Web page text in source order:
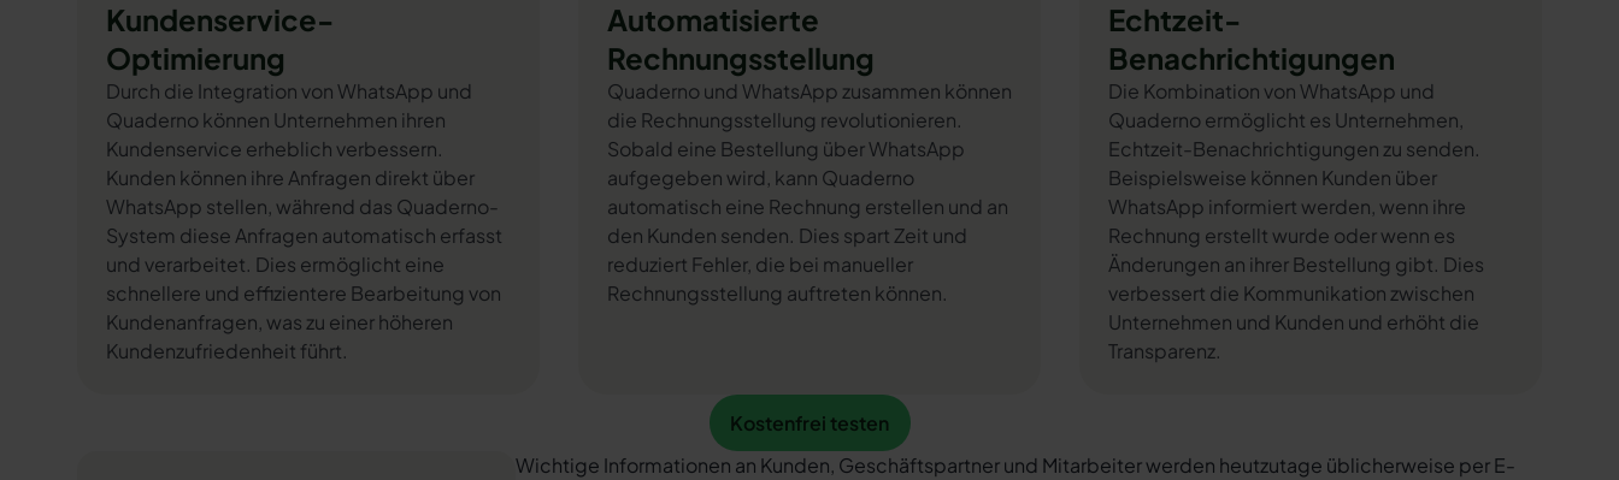
Kundenservice-
Optimierung
Durch die Integration von WhatsApp und
Quaderno können Unternehmen ihren
Kundenservice erheblich verbessern.
Kunden können ihre Anfragen direkt über
WhatsApp stellen, während das Quaderno-
System diese Anfragen automatisch erfasst
und verarbeitet. Dies ermöglicht eine
schnellere und effizientere Bearbeitung von
Kundenanfragen, was zu einer höheren
Kundenzufriedenheit führt.
Automatisierte
Rechnungsstellung
Quaderno und WhatsApp zusammen können
die Rechnungsstellung revolutionieren.
Sobald eine Bestellung über WhatsApp
aufgegeben wird, kann Quaderno
automatisch eine Rechnung erstellen und an
den Kunden senden. Dies spart Zeit und
reduziert Fehler, die bei manueller
Rechnungsstellung auftreten können.
Echtzeit-
Benachrichtigungen
Die Kombination von WhatsApp und
Quaderno ermöglicht es Unternehmen,
Echtzeit-Benachrichtigungen zu senden.
Beispielsweise können Kunden über
WhatsApp informiert werden, wenn ihre
Rechnung erstellt wurde oder wenn es
Änderungen an ihrer Bestellung gibt. Dies
verbessert die Kommunikation zwischen
Unternehmen und Kunden und erhöht die
Transparenz.
Kostenfrei testen
Kostenfrei testen
Wichtige Informationen an Kunden, Geschäftspartner und Mitarbeiter werden heutzutage üblicherweise per E-